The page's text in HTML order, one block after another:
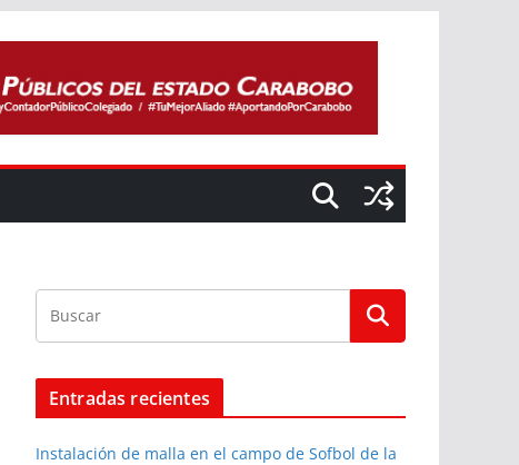
Entradas recientes
Instalación de malla en el campo de Sofbol de la